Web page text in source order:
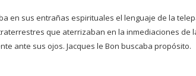
en sus entrañas espirituales el lenguaje de la
que aterrizaban en la inmediaciones de
ante sus ojos. Jacques le Bon buscaba propósito.